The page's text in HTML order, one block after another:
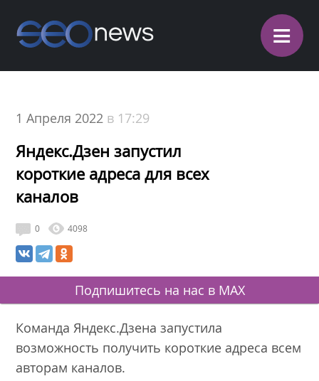
≡
1 Апреля 2022 в 17:29
Яндекс.Дзен запустил
короткие адреса для всех
каналов
0 4098
Подпишитесь на нас в MAX
Команда Яндекс.Дзена запустила
возможность получить короткие адреса всем
авторам каналов.